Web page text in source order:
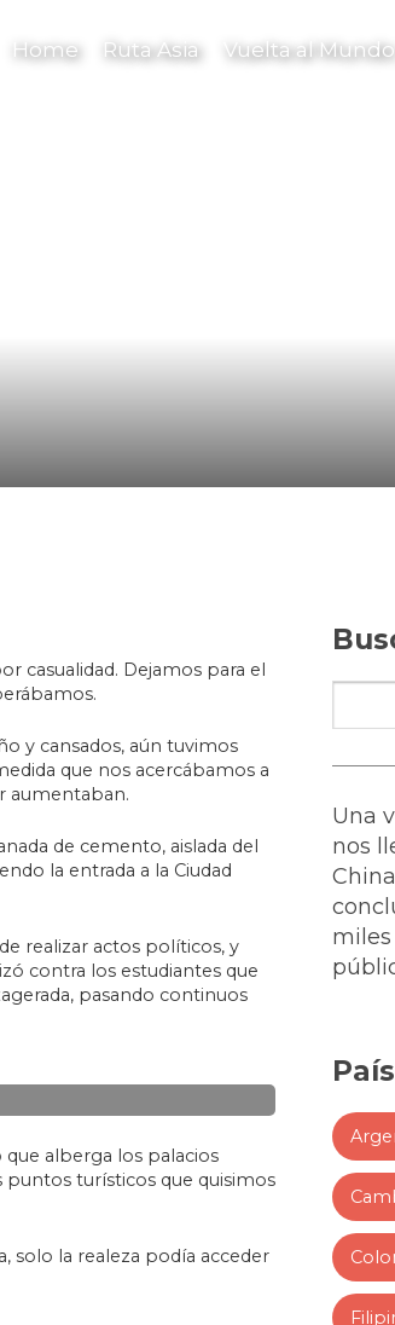
Home Ruta Asia Vuelta al Mundo
casualidad. Dejamos para el
y cansados, aún tuvimos
que nos acercábamos a
aumentaban.
de cemento, aislada del
la entrada a la Ciudad
realizar actos políticos, y
contra los estudiantes que
pasando continuos
que alberga los palacios
turísticos que quisimos
solo la realeza podía acceder
Una
nos